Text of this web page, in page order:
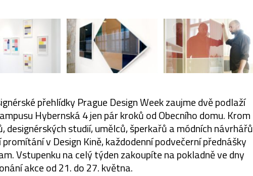
přehlídky Prague Design Week zaujme dvě podlaží
Hybernská 4 jen pár kroků od Obecního domu. Krom
designérských studií, umělců, šperkařů a módních návrhářů
v Design Kině, každodenní podvečerní přednášky
Vstupenku na celý týden zakoupíte na pokladně ve dny
akce od 21. do 27. května.